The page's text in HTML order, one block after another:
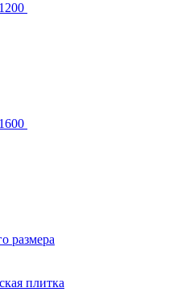
размера
плитка